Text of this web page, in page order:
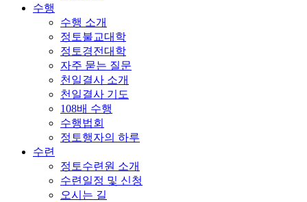
수행
수행 소개
정토불교대학
정토경전대학
자주 묻는 질문
천일결사 소개
천일결사 기도
108배 수행
수행법회
정토행자의 하루
수련
정토수련원 소개
수련일정 및 신청
오시는 길